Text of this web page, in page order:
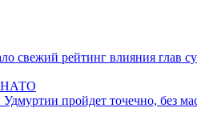
свежий рейтинг влияния глав
НАТО
пройдет точечно, без